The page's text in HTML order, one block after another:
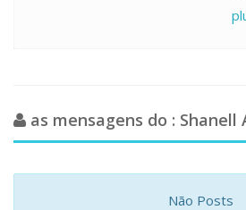
as mensagens do : Shanell
Não Posts